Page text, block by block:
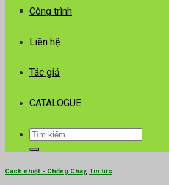
Công trình
Liên hệ
Tác giả
CATALOGUE
Tìm
kiếm:
Cách nhiệt - Chống Cháy, Tin tức